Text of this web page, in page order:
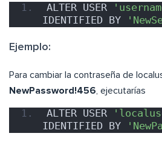
ALTER USER
IDENTIFIED BY
Ejemplo:
Para cambiar la contraseña de
NewPassword!456 , ejecutarías
ALTER USER
IDENTIFIED BY